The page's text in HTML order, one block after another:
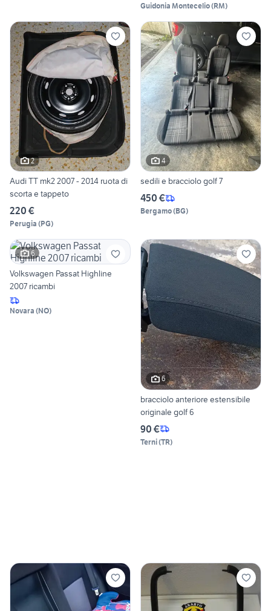
Guidonia Montecelio(RM)
2
Audi TT mk2 2007 - 2014 ruota di
scorta e tappeto
220 €
Perugia (PG)
4
sedili e bracciolo golf 7
450 €
Bergamo(BG)
6
Volkswagen Passat Highline
2007 ricambi
Novara (NO)
6
bracciolo anteriore estensibile
originale golf 6
90 €
Terni(TR)